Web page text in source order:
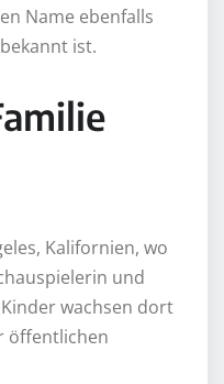
Name ebenfalls
ist.
Kalifornien, wo
und
wachsen dort
öffentlichen